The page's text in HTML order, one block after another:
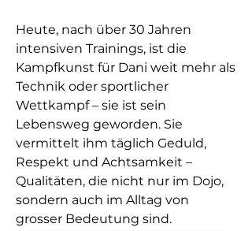
Heute, nach über 30 Jahren
intensiven Trainings, ist die
Kampfkunst für Dani weit mehr als
Technik oder sportlicher
Wettkampf – sie ist sein
Lebensweg geworden. Sie
vermittelt ihm täglich Geduld,
Respekt und Achtsamkeit –
Qualitäten, die nicht nur im Dojo,
sondern auch im Alltag von
grosser Bedeutung sind.